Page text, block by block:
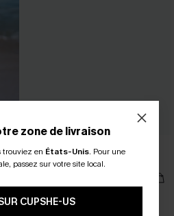
et
Robe cover up blanc avec
empiècement en crochet
zone de livraison
trouviez en États-Unis. Pour une
passez sur votre site local.
CUPSHE-US